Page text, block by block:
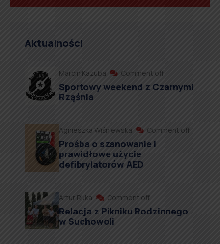
Aktualności
Marcin Kazuba Comment off
Sportowy weekend z Czarnymi
Rząśnia
Agnieszka Wiśniewska Comment off
Prośba o szanowanie i
prawidłowe użycie
defibrylatorów AED
Artur Ruka Comment off
Relacja z Pikniku Rodzinnego
w Suchowoli